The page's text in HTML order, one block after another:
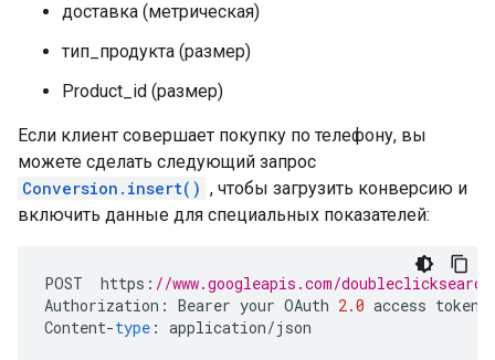
доставка (метрическая)
тип_продукта (размер)
Product_id (размер)
Если клиент совершает покупку по телефону, вы
можете сделать следующий запрос
Conversion.insert() , чтобы загрузить конверсию и
включить данные для специальных показателей:
POST https : //www.googleapis.com/
Authorization : Bearer your OAuth 2.0 access token
Content-type : application/json